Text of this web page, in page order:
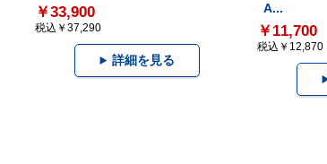
￥33,900
税込￥37,290
詳細を見る
A...
￥11,700
税込￥12,870